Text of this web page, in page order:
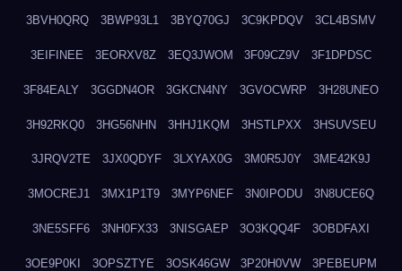
3BVH0QRQ 3BWP93L1 3BYQ70GJ 3C9KPDQV 3CL4BSMV
3EIFINEE 3EORXV8Z 3EQ3JWOM 3F09CZ9V 3F1DPDSC
3F84EALY 3GGDN4OR 3GKCN4NY 3GVOCWRP 3H28UNEO
3H92RKQ0 3HG56NHN 3HHJ1KQM 3HSTLPXX 3HSUVSEU
3JRQV2TE 3JX0QDYF 3LXYAX0G 3M0R5J0Y 3ME42K9J
3MOCREJ1 3MX1P1T9 3MYP6NEF 3N0IPODU 3N8UCE6Q
3NE5SFF6 3NH0FX33 3NISGAEP 3O3KQQ4F 3OBDFAXI
3OE9P0KI 3OPSZTYE 3OSK46GW 3P20H0VW 3PEBEUPM